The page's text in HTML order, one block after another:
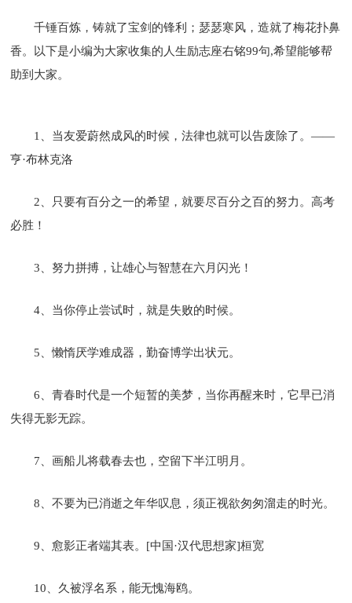
千锤百炼，铸就了宝剑的锋利；瑟瑟寒风，造就了梅花扑鼻
香。以下是小编为大家收集的人生励志座右铭99句,希望能够帮
助到大家。
1、当友爱蔚然成风的时候，法律也就可以告废除了。——
亨·布林克洛
2、只要有百分之一的希望，就要尽百分之百的努力。高考
必胜！
3、努力拼搏，让雄心与智慧在六月闪光！
4、当你停止尝试时，就是失败的时候。
5、懒惰厌学难成器，勤奋博学出状元。
6、青春时代是一个短暂的美梦，当你再醒来时，它早已消
失得无影无踪。
7、画船儿将载春去也，空留下半江明月。
8、不要为已消逝之年华叹息，须正视欲匆匆溜走的时光。
9、愈影正者端其表。[中国·汉代思想家]桓宽
10、久被浮名系，能无愧海鸥。